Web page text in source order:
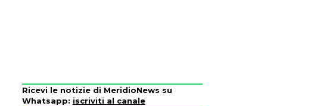
Ricevi le notizie di MeridioNews su
Whatsapp: iscriviti al canale